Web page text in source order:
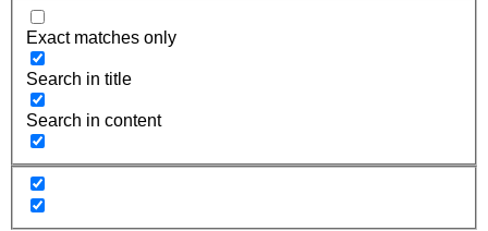
Exact matches only
Search in title
Search in content